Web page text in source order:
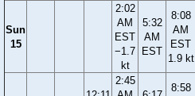
Sun
15
2:02
AM
EST
−1.7
kt
5:32
AM
EST
8:08
AM
EST
1.9 kt
2:45
8:58